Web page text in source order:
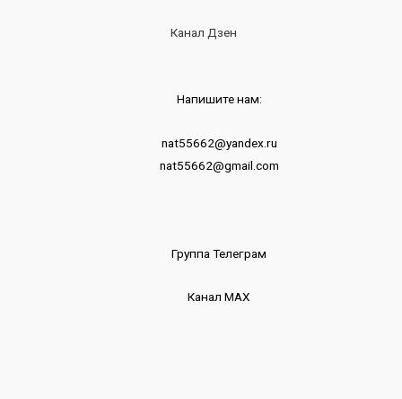
Канал Дзен
Напишите нам:
nat55662@yandex.ru
nat55662@gmail.com
Группа Телеграм
Канал МАХ